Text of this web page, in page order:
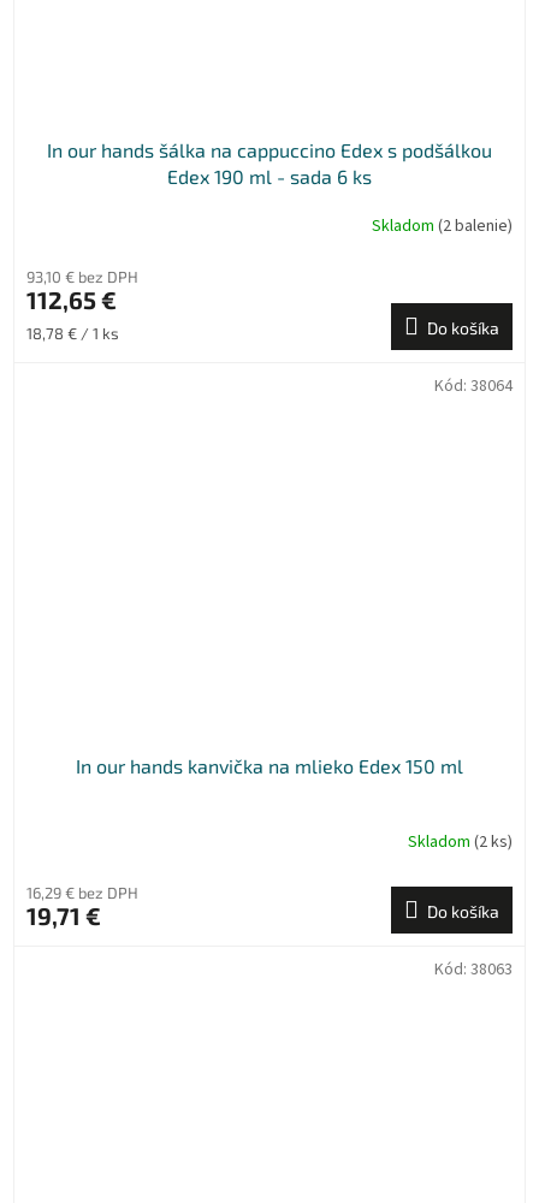
In our hands šálka na cappuccino Edex s podšálkou
Edex 190 ml - sada 6 ks
Skladom (2 balenie)
93,10 € bez DPH
112,65 €
Jednotková
18,78 € / 1 ks Do košíka
In our hands kanvička na mlieko Edex 150 ml
Skladom (2 ks)
16,29 € bez DPH
19,71 € Do košíka
Kód: 38064
Kód: 38063